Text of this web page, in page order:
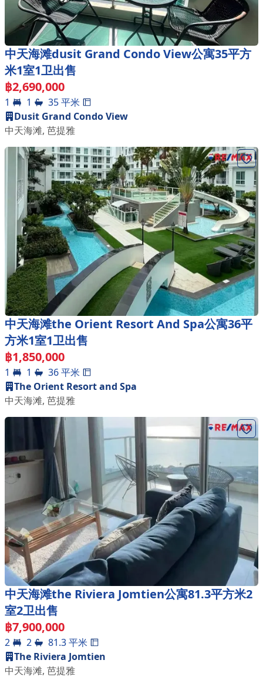
中天海滩dusit Grand Condo View公寓35平方
米1室1卫出售
฿2,690,000
1 1 35平米
Dusit Grand Condo View
中天海滩, 芭提雅
中天海滩the Orient Resort And Spa公寓36平
方米1室1卫出售
฿1,850,000
1 1 36平米
The Orient Resort and Spa
中天海滩, 芭提雅
中天海滩the Riviera Jomtien公寓81.3平方米2
室2卫出售
฿7,900,000
2 2 81.3平米
The Riviera Jomtien
中天海滩, 芭提雅